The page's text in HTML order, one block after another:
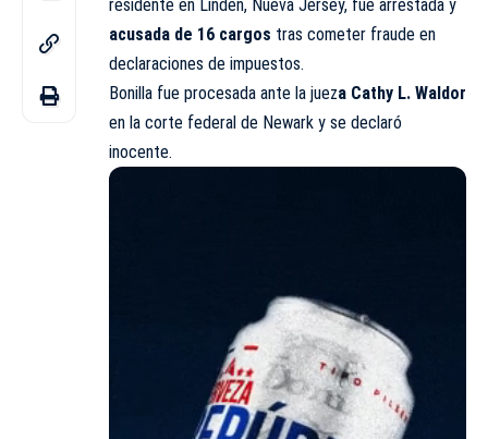
residente en Linden, Nueva Jersey, fue arrestada y
acusada de 16 cargos tras cometer fraude en
declaraciones de impuestos.
Bonilla fue procesada ante la jueza Cathy L. Waldor
en la corte federal de Newark y se declaró
inocente.